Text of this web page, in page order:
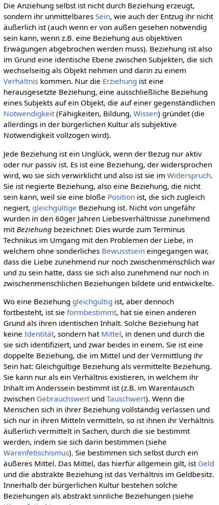
Die Anziehung selbst ist nicht durch Beziehung erzeugt,
sondern ihr unmittelbares Sein, wie auch der Entzug ihr nicht
äußerlich ist (auch wenn er von außen gesehen notwendig
sein kann, wenn z.B. eine Beziehung aus objektiven
Erwägungen abgebrochen werden muss). Beziehung ist also
im Grund eine identische Ebene zwischen Subjekten, die sich
wechselseitig als Objekt nehmen und darin zu einem
Verhältniskommen. Nur die Erziehung ist eine
herausgesetzte Beziehung, eine ausschließliche Beziehung
eines Subjekts auf ein Objekt, die auf einer gegenständlichen
Notwendigkeit(Fähigkeiten, Bildung, Wissen) gründet (die
allerdings in der bürgerlichen Kultur als subjektive
Notwendigkeit vollzogen wird).
Jede Beziehung ist ein Unglück, wenn der Bezug nur aktiv
oder nur passiv ist. Es ist eine Beziehung, der widersprochen
wird, wo sie sich verwirklicht und also ist sie im Widerspruch.
Sie ist negierte Beziehung, also eine Beziehung, die nicht
sein kann, weil sie eine bloße Positionist, die sich zugleich
negiert, gleichgültige Beziehung ist. Nicht von ungefähr
wurden in den 60ger Jahren Liebesverhältnisse zunehmend
mit Beziehungbezeichnet: Dies wurde zum Terminus
Technikus im Umgang mit den Problemen der Liebe, in
welchem ohne sonderliches Bewusstseineingegangen war,
dass die Liebe zunehmend nur noch zwischenmenschlich war
und zu sein hatte, dass sie sich also zunehmend nur noch in
zwischenmenschlichen Beziehungen bildete und entwickelte.
Wo eine Beziehung gleichgültig ist, aber dennoch
fortbesteht, ist sie formbestimmt, hat sie einen anderen
Grund als ihren identischen Inhalt. Solche Beziehung hat
keine Identität, sondern hat Mittel, in denen und durch die
sie sich identifiziert, und zwar beides in einem. Sie ist eine
doppelte Beziehung, die im Mittel und der Vermittlung ihr
Sein hat: Gleichgültige Beziehung als vermittelte Beziehung.
Sie kann nur als ein Verhältnis existieren, in welchem ihr
Inhalt im Anderssein bestimmt ist (z.B. im Warentausch
zwischen Gebrauchswertund Tauschwert). Wenn die
Menschen sich in ihrer Beziehung vollständig verlassen und
sich nur in ihren Mitteln vermitteln, so ist ihnen ihr Verhältnis
äußerlich vermittelt in Sachen, durch die sie bestimmt
werden, indem sie sich darin bestimmen (siehe
Warenfetischismus). Sie bestimmen sich selbst durch ein
äußeres Mittel. Das Mittel, das hierfür allgemein gilt, ist Geld
und die abstrakte Beziehung ist das Verhältnis im Geldbesitz.
Innerhalb der bürgerlichen Kultur bestehen solche
Beziehungen als abstrakt sinnliche Beziehungen (siehe